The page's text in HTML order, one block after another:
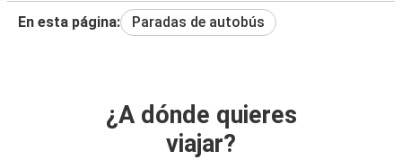
En esta página: Paradas de autobús
¿A dónde quieres
viajar?